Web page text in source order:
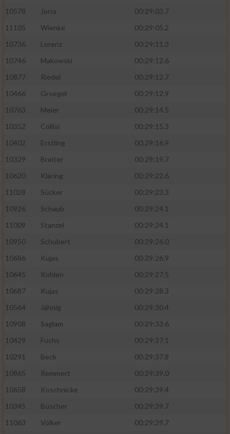
10578 Jorra
00:29:03.7
11105
Wienke
00:29:05.2
10736
Lorenz
00:29:11.3
10746
Makowski
00:29:12.6
10877
Riedel
00:29:12.7
10466
Groegel
00:29:12.9
10763
Meier
00:29:14.5
10352
Collisi
00:29:15.3
10402
Erstling
00:29:16.9
10329
Breiter
00:29:19.7
10620
Kläring
00:29:22.6
11028
Sücker
00:29:23.3
10926
Schaub
00:29:24.1
11009
Stanzel
00:29:24.1
10950
Schubert
00:29:26.0
10686
Kujas
00:29:26.9
10645
Kohlen
00:29:27.5
10687
Kujas
00:29:28.3
10564
Jähnig
00:29:30.4
10908
Saglam
00:29:33.6
10429
Fuchs
00:29:37.1
10291
Beck
00:29:37.8
10865
Remmert
00:29:39.0
10658
Koschnicke
00:29:39.4
10345
Büscher
00:29:39.7
11063
Völker
00:29:39.7